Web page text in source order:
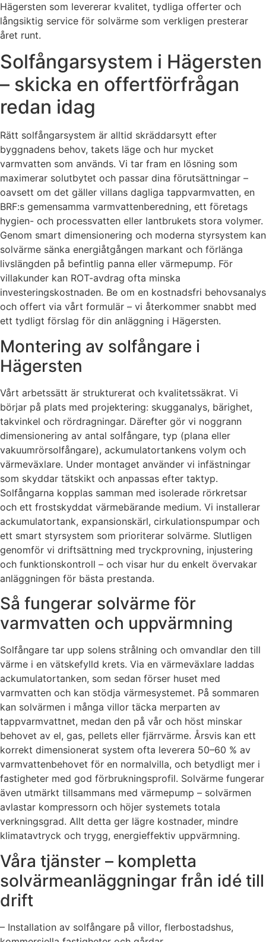
Hägersten som levererar kvalitet, tydliga offerter och
långsiktig service för solvärme som verkligen presterar
året runt.
Solfångarsystem i Hägersten
– skicka en offertförfrågan
redan idag
Rätt solfångarsystem är alltid skräddarsytt efter
byggnadens behov, takets läge och hur mycket
varmvatten som används. Vi tar fram en lösning som
maximerar solutbytet och passar dina förutsättningar –
oavsett om det gäller villans dagliga tappvarmvatten, en
BRF:s gemensamma varmvattenberedning, ett företags
hygien- och processvatten eller lantbrukets stora volymer.
Genom smart dimensionering och moderna styrsystem kan
solvärme sänka energiåtgången markant och förlänga
livslängden på befintlig panna eller värmepump. För
villakunder kan ROT-avdrag ofta minska
investeringskostnaden. Be om en kostnadsfri behovsanalys
och offert via vårt formulär – vi återkommer snabbt med
ett tydligt förslag för din anläggning i Hägersten.
Montering av solfångare i
Hägersten
Vårt arbetssätt är strukturerat och kvalitetssäkrat. Vi
börjar på plats med projektering: skugganalys, bärighet,
takvinkel och rördragningar. Därefter gör vi noggrann
dimensionering av antal solfångare, typ (plana eller
vakuumrörsolfångare), ackumulatortankens volym och
värmeväxlare. Under montaget använder vi infästningar
som skyddar tätskikt och anpassas efter taktyp.
Solfångarna kopplas samman med isolerade rörkretsar
och ett frostskyddat värmebärande medium. Vi installerar
ackumulatortank, expansionskärl, cirkulationspumpar och
ett smart styrsystem som prioriterar solvärme. Slutligen
genomför vi driftsättning med tryckprovning, injustering
och funktionskontroll – och visar hur du enkelt övervakar
anläggningen för bästa prestanda.
Så fungerar solvärme för
varmvatten och uppvärmning
Solfångare tar upp solens strålning och omvandlar den till
värme i en vätskefylld krets. Via en värmeväxlare laddas
ackumulatortanken, som sedan förser huset med
varmvatten och kan stödja värmesystemet. På sommaren
kan solvärmen i många villor täcka merparten av
tappvarmvattnet, medan den på vår och höst minskar
behovet av el, gas, pellets eller fjärrvärme. Årsvis kan ett
korrekt dimensionerat system ofta leverera 50–60 % av
varmvattenbehovet för en normalvilla, och betydligt mer i
fastigheter med god förbrukningsprofil. Solvärme fungerar
även utmärkt tillsammans med värmepump – solvärmen
avlastar kompressorn och höjer systemets totala
verkningsgrad. Allt detta ger lägre kostnader, mindre
klimatavtryck och trygg, energieffektiv uppvärmning.
Våra tjänster – kompletta
solvärmeanläggningar från idé till
drift
– Installation av solfångare på villor, flerbostadshus,